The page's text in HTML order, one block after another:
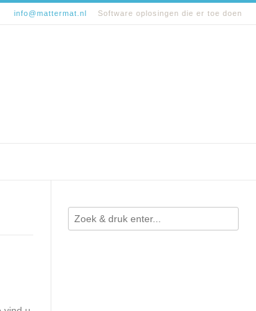
info@mattermat.nl Software oplosingen die er toe doen